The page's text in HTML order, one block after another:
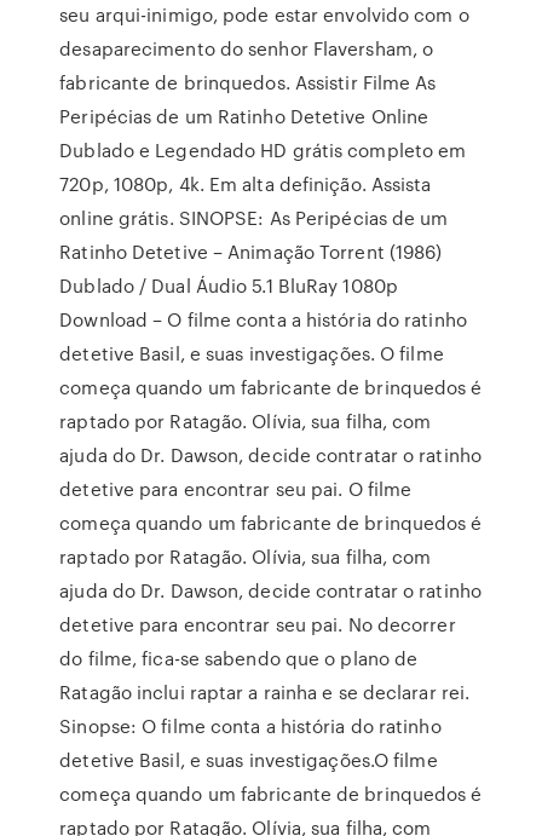
seu arqui-inimigo, pode estar envolvido com o
desaparecimento do senhor Flaversham, o
fabricante de brinquedos. Assistir Filme As
Peripécias de um Ratinho Detetive Online
Dublado e Legendado HD grátis completo em
720p, 1080p, 4k. Em alta definição. Assista
online grátis. SINOPSE: As Peripécias de um
Ratinho Detetive – Animação Torrent (1986)
Dublado / Dual Áudio 5.1 BluRay 1080p
Download – O filme conta a história do ratinho
detetive Basil, e suas investigações. O filme
começa quando um fabricante de brinquedos é
raptado por Ratagão. Olívia, sua filha, com
ajuda do Dr. Dawson, decide contratar o ratinho
detetive para encontrar seu pai. O filme
começa quando um fabricante de brinquedos é
raptado por Ratagão. Olívia, sua filha, com
ajuda do Dr. Dawson, decide contratar o ratinho
detetive para encontrar seu pai. No decorrer
do filme, fica-se sabendo que o plano de
Ratagão inclui raptar a rainha e se declarar rei.
Sinopse: O filme conta a história do ratinho
detetive Basil, e suas investigações.O filme
começa quando um fabricante de brinquedos é
raptado por Ratagão. Olívia, sua filha, com